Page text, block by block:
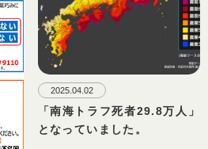
2025.04.02
「南海トラフ死者29.8万人」
となっていました。